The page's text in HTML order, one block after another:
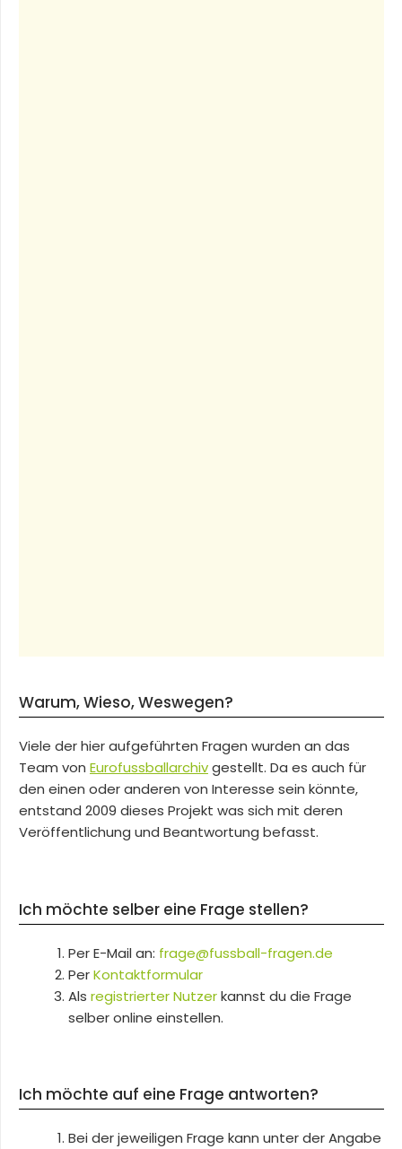
Warum, Wieso, Weswegen?
Viele der hier aufgeführten Fragen wurden an das
Team von Eurofussballarchivgestellt. Da es auch für
den einen oder anderen von Interesse sein könnte,
entstand 2009 dieses Projekt was sich mit deren
Veröffentlichung und Beantwortung befasst.
Ich möchte selber eine Frage stellen?
Per E-Mail an: frage@fussball-fragen.de
PerKontaktformular
Als registrierter Nutzerkannst du die Frage
selber online einstellen.
Ich möchte auf eine Frage antworten?
Bei der jeweiligen Frage kann unter der Angabe